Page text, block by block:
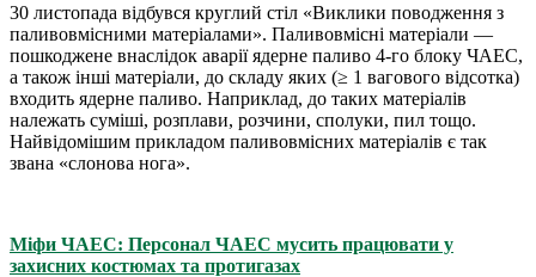
30 листопада відбувся круглий стіл «Виклики поводження з
паливовмісними матеріалами». Паливовмісні матеріали —
пошкоджене внаслідок аварії ядерне паливо 4-го блоку ЧАЕС,
а також інші матеріали, до складу яких (≥ 1 вагового відсотка)
входить ядерне паливо. Наприклад, до таких матеріалів
належать суміші, розплави, розчини, сполуки, пил тощо.
Найвідомішим прикладом паливовмісних матеріалів є так
звана «слонова нога».
Міфи ЧАЕС: Персонал ЧАЕС мусить працювати у
захисних костюмах та протигазах